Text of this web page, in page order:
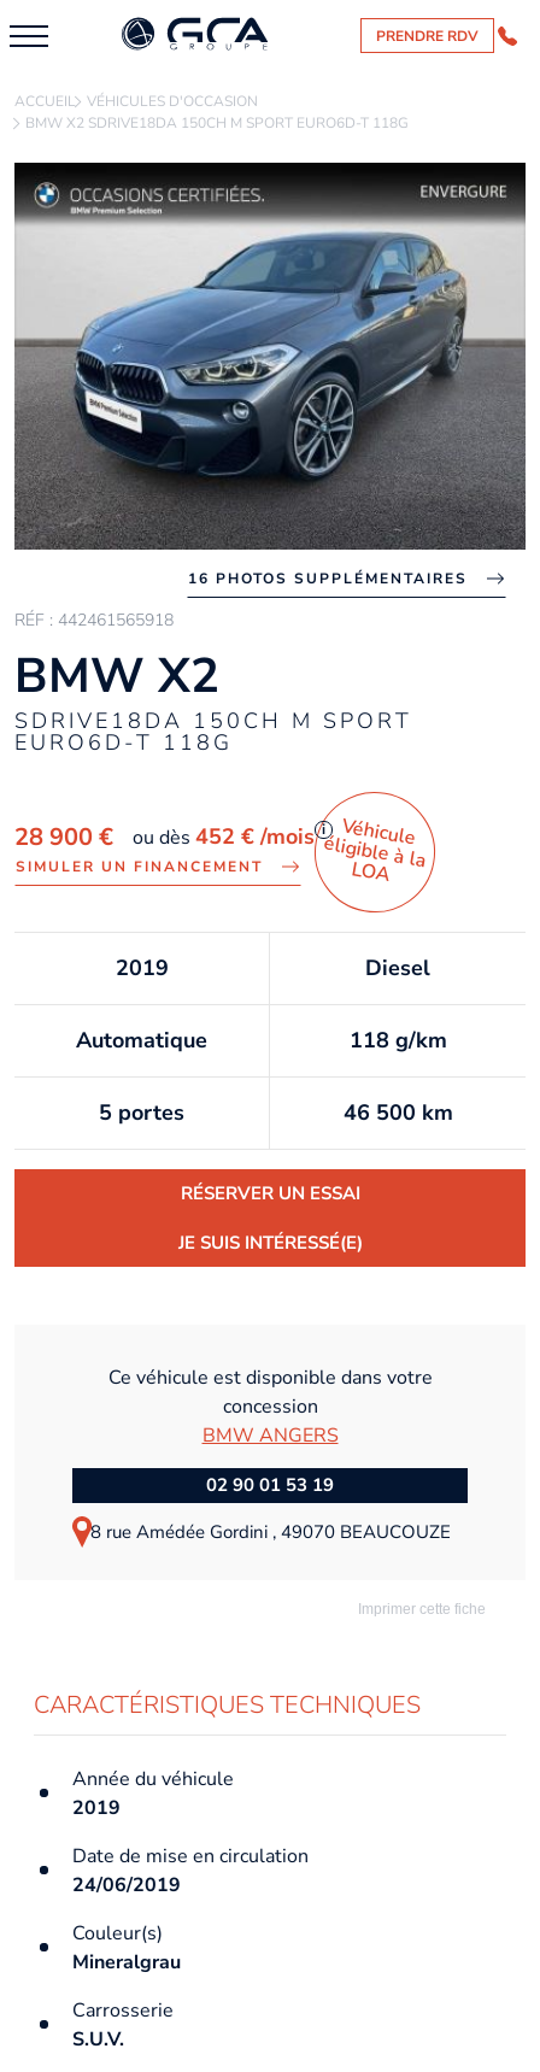
PRENDRE RDV
ACCUEIL VÉHICULES D'OCCASION
BMW X2 SDRIVE18DA 150CH M SPORT EURO6D-T 118G
16 PHOTOS SUPPLÉMENTAIRES
RÉF : 442461565918
BMW X2
SDRIVE18DA 150CH M SPORT
EURO6D-T 118G
28 900 € ou dès 452 €/mois i
SIMULER UN FINANCEMENT
Véhicule
éligible à la
LO
A
2019 Diesel
Automatique 118 g/km
5 portes 46 500 km
RÉSERVER UN ESSAI
JE SUIS INTÉRESSÉ(E)
Ce véhicule est disponible dans votre
concession
BMW ANGERS
02 90 01 53 19
8 rue Amédée Gordini , 49070 BEAUCOUZE
Imprimer cette fiche
CARACTÉRISTIQUES TECHNIQUES
Année du véhicule
2019
Date de mise en circulation
24/06/2019
Couleur(s)
Mineralgrau
Carrosserie
S.U.V.